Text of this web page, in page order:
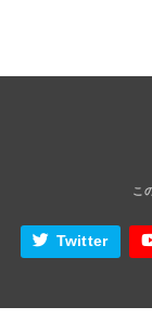
Twitter